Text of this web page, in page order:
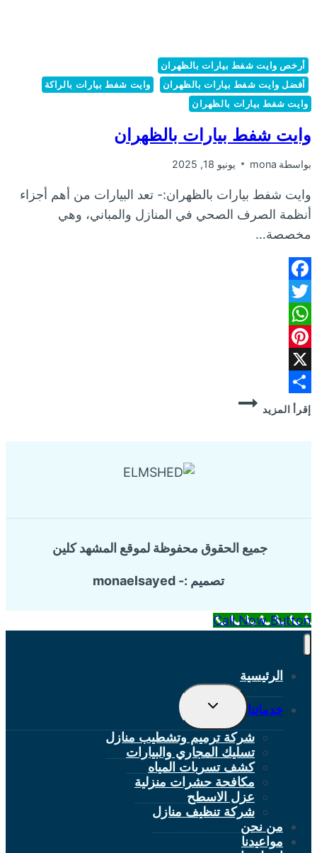
أرخص وايت شفط بيارات بالظهران
أفضل وايت شفط بيارات بالظهران
وايت شفط بيارات بالراكة
وايت شفط بيارات بالظهران
وايت شفط بيارات بالظهران
بواسطة mona يونيو 18, 2025
وايت شفط بيارات بالظهران:- تعد البيارات من أهم أجزاء
أنظمة الصرف الصحي في المنازل والمباني، وهي
مخصصة…
Facebook
Twitter
WhatsApp
Pinterest
X
Share
إقرأ المزيد
وايت
شفط
جميع الحقوق محفوظة لموقع المشهد كلين
تصميم :- monaelsayed
Call Now Button
الرئيسية
خدماتنا
تبديل
القائمة
شركة ترميم وتشطيب منازل
تسليك المجاري والبيارات
كشف تسربات المياه
مكافحة حشرات منزلية
عزل الاسطح
شركة تنظيف منازل
من نحن
مواعيدنا